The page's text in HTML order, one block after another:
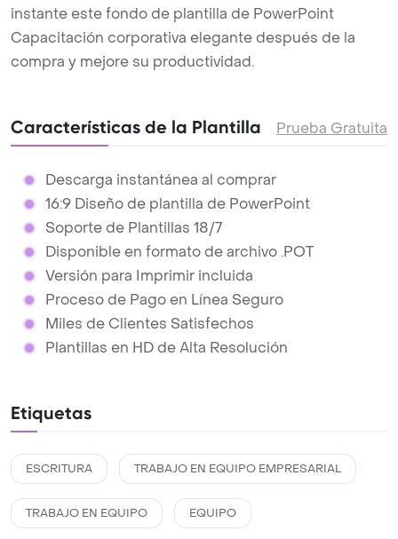
instante este fondo de plantilla de PowerPoint
Capacitación corporativa elegante después de la
compra y mejore su productividad.
Características de la Plantilla Prueba Gratuita
Descarga instantánea al comprar
16:9 Diseño de plantilla de PowerPoint
Soporte de Plantillas 18/7
Disponible en formato de archivo .POT
Versión para Imprimir incluida
Proceso de Pago en Línea Seguro
Miles de Clientes Satisfechos
Plantillas en HD de Alta Resolución
Etiquetas
ESCRITURA TRABAJO EN EQUIPO EMPRESARIAL
TRABAJO EN EQUIPO EQUIPO